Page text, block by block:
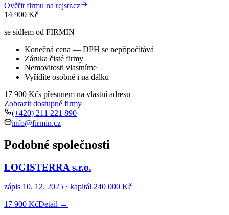
Ověřit firmu na rejstr.cz
14 900 Kč
se sídlem od FIRMIN
Konečná cena — DPH se nepřipočítává
Záruka čisté firmy
Nemovitosti vlastníme
Vyřídíte osobně i na dálku
17 900 Kčs přesunem na vlastní adresu
Zobrazit dostupné firmy
(+420) 211 221 890
info@firmin.cz
Podobné společnosti
LOGISTERRA s.r.o.
zápis 10. 12. 2025 · kapitál 240 000 Kč
17 900 KčDetail →